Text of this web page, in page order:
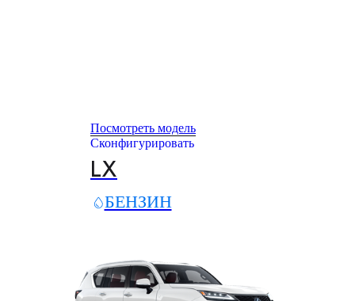
Посмотреть модель
Сконфигурировать
LX
БЕНЗИН